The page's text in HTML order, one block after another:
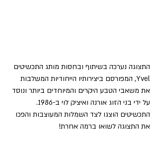
התצוגה נערכה בשיתוף ובחסות מותג התכשיטים
Yvel, המפורסם ביצירותיו הייחודיות המשלבות
את משאבי הטבע היקרים והמיוחדים ביותר ונוסד
על ידי בני הזוג אורנה ואיציק לוי ב-1986.
התכשיטים הוצגו לצד השמלות המעוצבות והפכו
את התצוגה לשואו ברמה אחרת!